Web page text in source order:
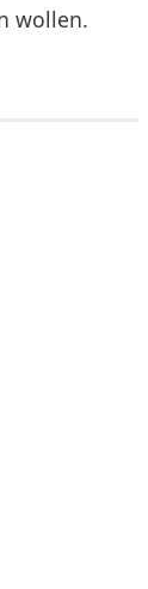
wollen.